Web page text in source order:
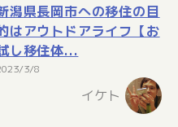
潟県長岡市への移住の目
はアウトドアライフ【お
し移住体...
3/8
イケト